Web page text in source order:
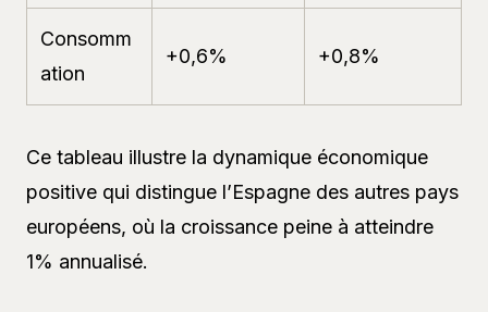
Consomm
ation
+0,6% +0,8%
Ce tableau illustre la dynamique économique
positive qui distingue l’Espagne des autres pays
européens, où la croissance peine à atteindre
1% annualisé.